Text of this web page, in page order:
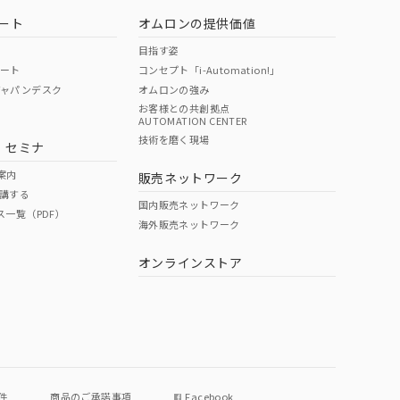
O O
ページへ
ください
ト
ト
パンデスク
セミナ
内
する
覧（PDF）
オムロンの提供価値
目指す姿
コンセプト「i-Automation!」
オムロンの強み
お客様との共創拠点
AUTOMATION CENTER
技術を磨く現場
販売ネットワーク
国内販売ネットワーク
海外販売ネットワーク
オンラインストア
商品のご承諾事項 Facebook